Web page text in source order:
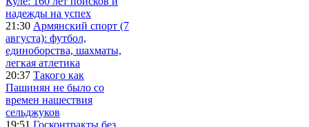
надежды на успех
21:30 Армянский спорт (7
августа): футбол,
единоборства, шахматы,
легкая атлетика
20:37 Такого как
Пашинян не было со
времен нашествия
сельджуков
19:51 Госконтракты без